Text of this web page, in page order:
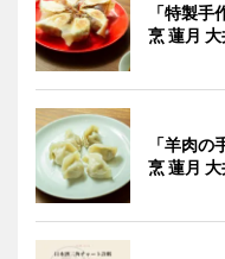
「特製
烹 蓮月 大
「羊肉
烹 蓮月 大